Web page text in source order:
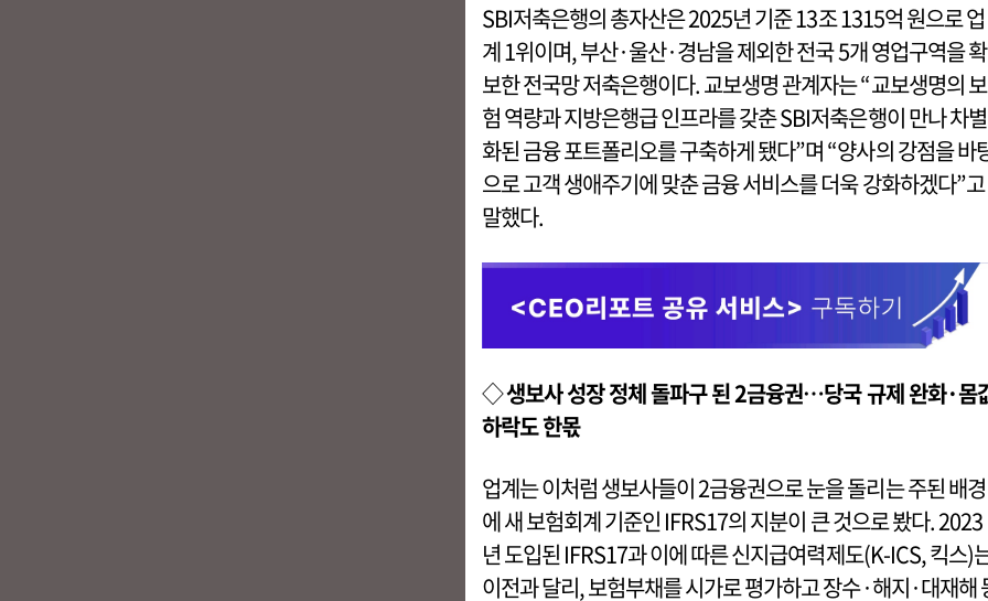
SBI저축은행의 총자산은 2025년 기준 13조 1315억 원으로 업
계 1위이며, 부산·울산·경남을 제외한 전국 5개 영업구역을 확
보한 전국망 저축은행이다. 교보생명 관계자는 “교보생명의 보
험 역량과 지방은행급 인프라를 갖춘 SBI저축은행이 만나 차별
화된 금융 포트폴리오를 구축하게 됐다”며 “양사의 강점을 바
으로 고객 생애주기에 맞춘 금융 서비스를 더욱 강화하겠다”고
말했다.
◇생보사 성장 정체 돌파구 된 2금융권…당국 규제 완화·몸
하락도 한몫
업계는 이처럼 생보사들이 2금융권으로 눈을 돌리는 주된 배경
에 새 보험회계 기준인 IFRS17의 지분이 큰 것으로 봤다. 2023
년 도입된 IFRS17과 이에 따른 신지급여력제도(K-ICS, 킥스)
이전과 달리, 보험부채를 시가로 평가하고 장수·해지·대재해